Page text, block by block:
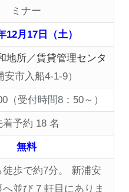
ミナー
12月17日（土）
地所／賃貸管理センタ
安市入船4-1-9）
（受付時間8：50～）
着予約 18 名
無料
歩で約7分。 新浦安
並び 7 軒目にありま